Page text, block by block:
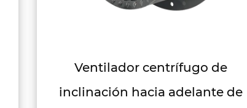
Ventilador centrífugo de
inclinación hacia adelante de